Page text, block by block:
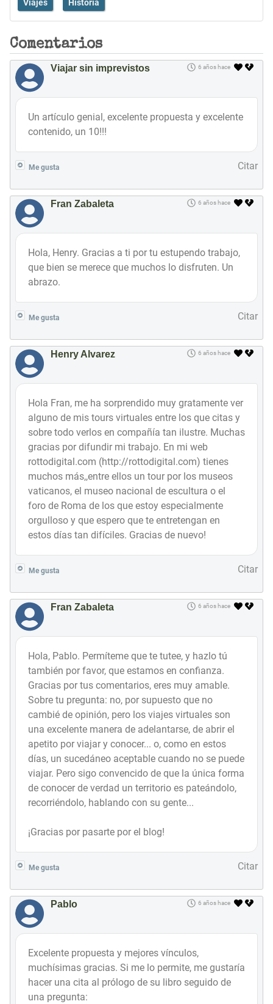
Viajes Historia
Comentarios
Viajar sin imprevistos 6 años hace
Un artículo genial, excelente propuesta y excelente
contenido, un 10!!!
Me gusta Citar
Fran Zabaleta 6 años hace
Hola, Henry. Gracias a ti por tu estupendo trabajo,
que bien se merece que muchos lo disfruten. Un
abrazo.
Me gusta Citar
Henry Alvarez 6 años hace
Hola Fran, me ha sorprendido muy gratamente ver
alguno de mis tours virtuales entre los que citas y
sobre todo verlos en compañía tan ilustre. Muchas
gracias por difundir mi trabajo. En mi web
rottodigital.com (http://rottodigital.com) tienes
muchos más,,entre ellos un tour por los museos
vaticanos, el museo nacional de escultura o el
foro de Roma de los que estoy especialmente
orgulloso y que espero que te entretengan en
estos días tan difíciles. Gracias de nuevo!
Me gusta Citar
Fran Zabaleta 6 años hace
Hola, Pablo. Permíteme que te tutee, y hazlo tú
también por favor, que estamos en confianza.
Gracias por tus comentarios, eres muy amable.
Sobre tu pregunta: no, por supuesto que no
cambié de opinión, pero los viajes virtuales son
una excelente manera de adelantarse, de abrir el
apetito por viajar y conocer... o, como en estos
días, un sucedáneo aceptable cuando no se puede
viajar. Pero sigo convencido de que la única forma
de conocer de verdad un territorio es pateándolo,
recorriéndolo, hablando con su gente...
¡Gracias por pasarte por el blog!
Me gusta Citar
Pablo 6 años hace
Excelente propuesta y mejores vínculos,
muchísimas gracias. Si me lo permite, me gustaría
hacer una cita al prólogo de su libro seguido de
una pregunta: